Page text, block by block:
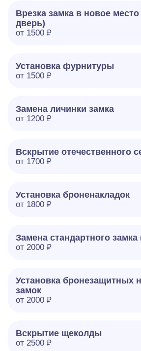
Врезка замка в новое
дверь)
от 1500 ₽
Установка фурнитуры
от 1500 ₽
Замена личинки замка
от 1200 ₽
Вскрытие отечественного
от 1700 ₽
Установка броненакладок
от 1800 ₽
Замена стандартного замка
от 2000 ₽
Установка бронезащитных
замок
от 2000 ₽
Вскрытие щеколды
от 2500 ₽